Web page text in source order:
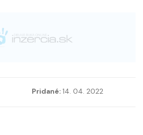
Pridané: 14. 04. 2022